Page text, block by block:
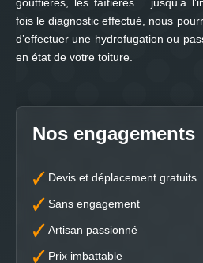
fois le diagnostic effectué, nous
d’effectuer une hydrofugation ou
en état de votre toiture.
Nos engagements
Devis et déplacement gratuits
Sans engagement
Artisan passionné
Prix imbattable